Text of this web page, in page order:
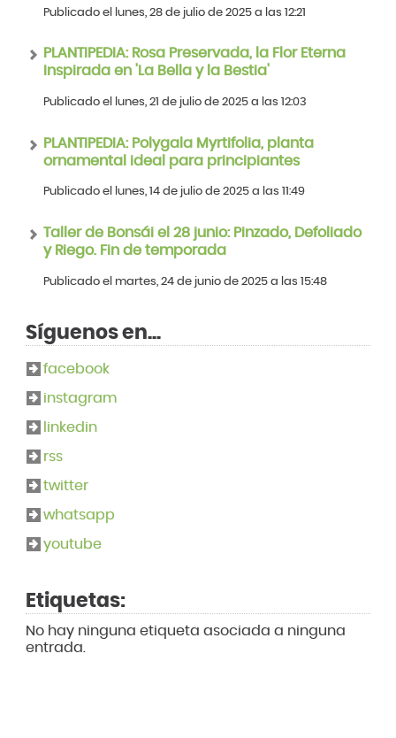
Publicado el lunes, 28 de julio de 2025 a las 12:21
PLANTIPEDIA: Rosa Preservada, la Flor Eterna
Inspirada en 'La Bella y la Bestia'
Publicado el lunes, 21 de julio de 2025 a las 12:03
PLANTIPEDIA: Polygala Myrtifolia, planta
ornamental ideal para principiantes
Publicado el lunes, 14 de julio de 2025 a las 11:49
Taller de Bonsái el 28 junio: Pinzado, Defoliado
y Riego. Fin de temporada
Publicado el martes, 24 de junio de 2025 a las 15:48
Síguenos en...
facebook
instagram
linkedin
rss
twitter
whatsapp
youtube
Etiquetas:
No hay ninguna etiqueta asociada a ninguna
entrada.